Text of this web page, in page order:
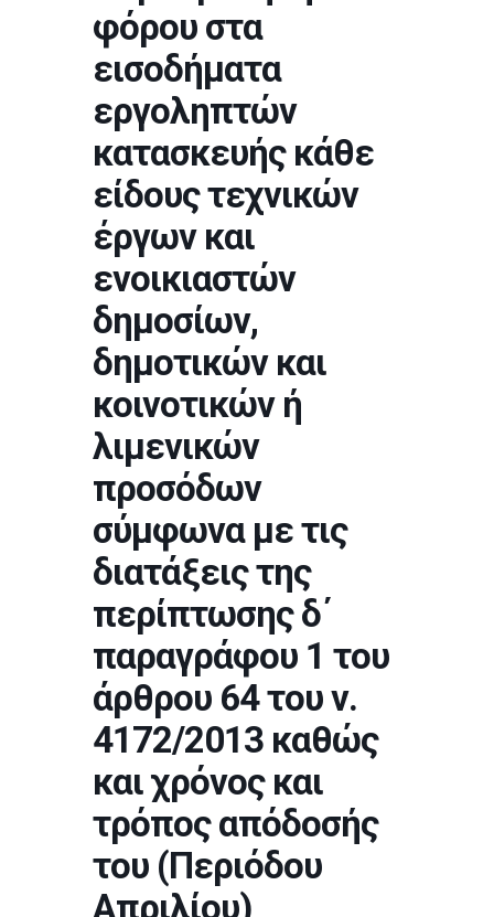
φόρου στα
εισοδήματα
εργοληπτών
κατασκευής κάθε
είδους τεχνικών
έργων και
ενοικιαστών
δημοσίων,
δημοτικών και
κοινοτικών ή
λιμενικών
προσόδων
σύμφωνα με τις
διατάξεις της
περίπτωσης δ΄
παραγράφου 1 του
άρθρου 64 του ν.
4172/2013 καθώς
και χρόνος και
τρόπος απόδοσής
του (Περιόδου
Απριλίου)